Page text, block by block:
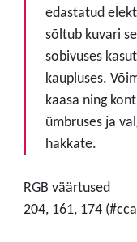
edastatud
sõltub kuvari
sobivuses
kaupluses.
kaasa ning
ümbruses ja
hakkate.
RGB väärtused
204, 161, 174